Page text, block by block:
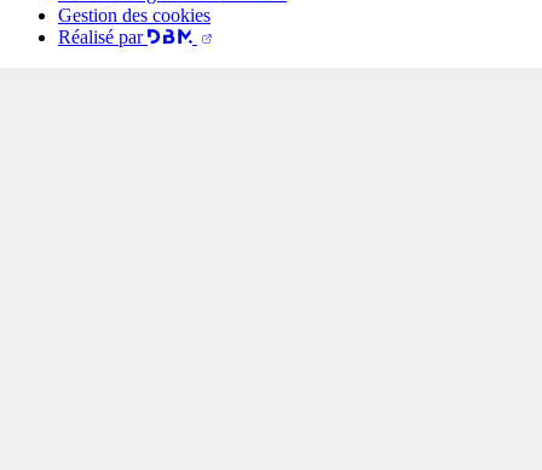
Gestion des cookies
Réalisé par